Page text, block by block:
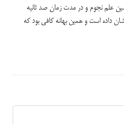
علم نجوم و در مدت زمان صد ثانيه
داده است و همين بهانه كافي بود كه